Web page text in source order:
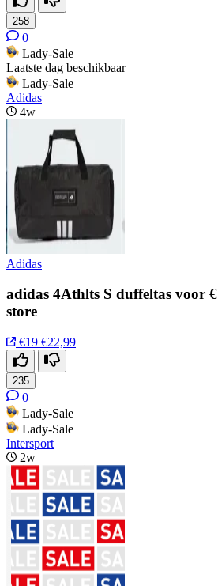
258
0
Lady-Sale
Laatste dag beschikbaar
Lady-Sale
Adidas
4w
Adidas
adidas 4Athlts S duffeltas voor
store
€19 €22,99
235
0
Lady-Sale
Lady-Sale
Intersport
2w